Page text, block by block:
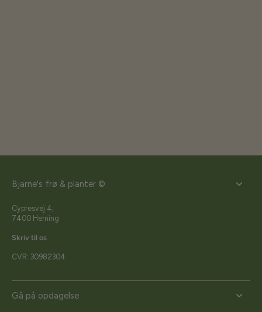
Bjarne's frø & planter ©
Cypresvej 4,
7400 Herning
Skriv til os
CVR: 30982304
Gå på opdagelse